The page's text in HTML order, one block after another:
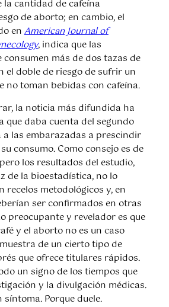
cantidad de cafeína
de aborto; en cambio, el
enAmerican Journal of
, indica que las
más de dos tazas de
el doble de riesgo de sufrir un
no toman bebidas con cafeína.
la noticia más difundida ha
que daba cuenta del segundo
las embarazadas a prescindir
consumo. Como consejo es de
los resultados del estudio,
de la bioestadística, no lo
recelos metodológicos y, en
ser confirmados en otras
preocupante y revelador es que
y el aborto no es un caso
de un cierto tipo de
que ofrece titulares rápidos.
un signo de los tiempos que
y la divulgación médicas.
síntoma. Porque duele.